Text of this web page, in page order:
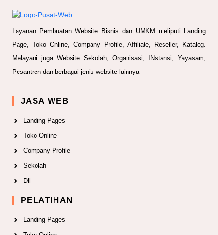
Layanan Pembuatan Website Bisnis dan UMKM meliputi Landing
Page, Toko Online, Company Profile, Affiliate, Reseller, Katalog.
Melayani juga Website Sekolah, Organisasi, INstansi, Yayasam,
Pesantren dan berbagai jenis website lainnya
JASA WEB
Landing Pages
Toko Online
Company Profile
Sekolah
Dll
PELATIHAN
Landing Pages